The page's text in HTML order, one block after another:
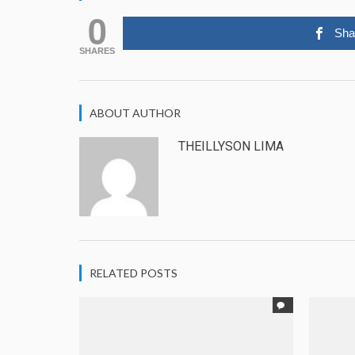
0
SHARES
ABOUT AUTHOR
THEILLYSON LIMA
RELATED POSTS